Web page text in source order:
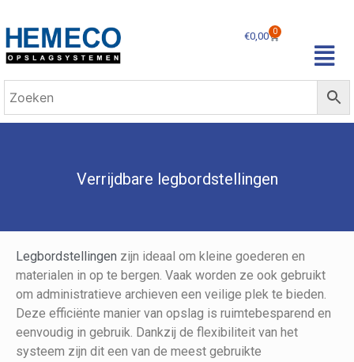
€0,00 0
Verrijdbare legbordstellingen
Legbordstellingen zijn ideaal om kleine goederen en
materialen in op te bergen. Vaak worden ze ook gebruikt
om administratieve archieven een veilige plek te bieden.
Deze efficiënte manier van opslag is ruimtebesparend en
eenvoudig in gebruik. Dankzij de flexibiliteit van het
systeem zijn dit een van de meest gebruikte